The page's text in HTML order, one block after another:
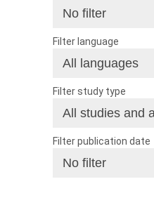
Filter language
Filter study type
Filter publication date